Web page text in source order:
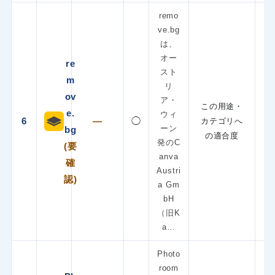
6
re
m
ov
e.
bg
(要
確
認)
— ◯
remo
ve.bg
は、
オー
スト
リ
ア・
ウィ
ーン
発のC
anva
Austri
a Gm
bH
（旧K
a…
この用途・
カテゴリへ
の適合度
Photo
room